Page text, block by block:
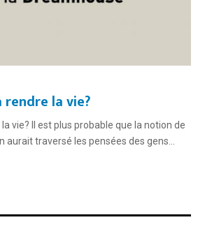
rendre la vie?
vie? Il est plus probable que la notion de
aurait traversé les pensées des gens...